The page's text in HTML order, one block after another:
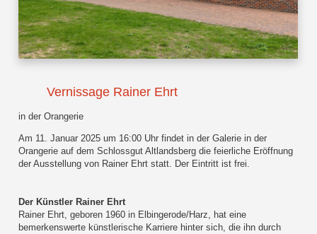
Vernissage Rainer Ehrt
in der Orangerie
Am 11. Januar 2025 um 16:00 Uhr findet in der Galerie in der
Orangerie auf dem Schlossgut Altlandsberg die feierliche Eröffnung
der Ausstellung von Rainer Ehrt statt. Der Eintritt ist frei.
Der Künstler Rainer Ehrt
Rainer Ehrt, geboren 1960 in Elbingerode/Harz, hat eine
bemerkenswerte künstlerische Karriere hinter sich, die ihn durch